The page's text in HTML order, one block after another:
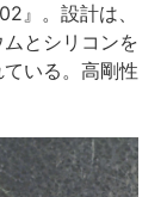
』。設計は、
とシリコンを
いる。高剛性